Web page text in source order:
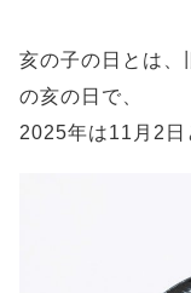
亥の子の日とは、
の亥の日で、
2025年は11月2日